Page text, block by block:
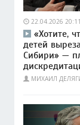
22.04.2026 20:11
«Хотите,
детей
Сибири» —
МИХАИЛ